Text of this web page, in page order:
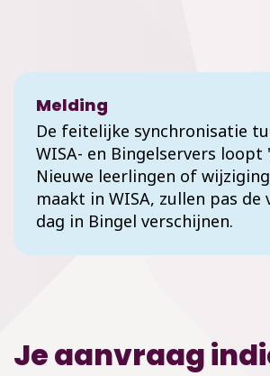
Melding
De feitelijke synchronisatie
WISA- en Bingelservers loopt
Nieuwe leerlingen of
maakt in WISA, zullen pas de
dag in Bingel verschijnen.
Je aanvraag